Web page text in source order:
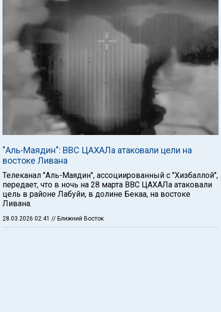
"Аль-Маядин": ВВС ЦАХАЛа атаковали цели на
востоке Ливана
Телеканал "Аль-Маядин", ассоциированный с "Хизбаллой",
передает, что в ночь на 28 марта ВВС ЦАХАЛа атаковали
цель в районе Лабуйи, в долине Бекаа, на востоке
Ливана.
28.03.2026 02:41 // Ближний Восток